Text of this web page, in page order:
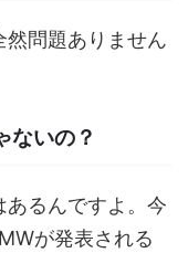
然問題ありません
ないの？
るんですよ。今
が発表される